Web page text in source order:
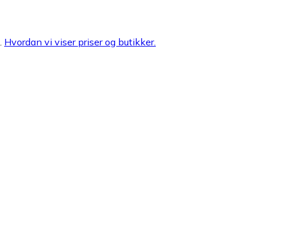
Hvordan vi viser priser og butikker.